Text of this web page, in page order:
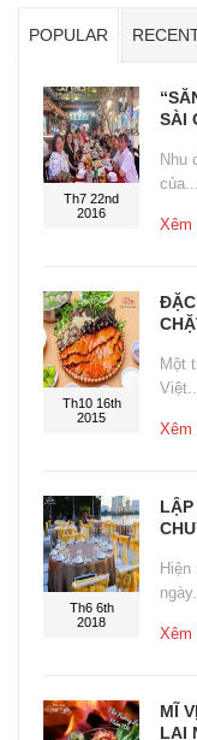
POPULAR
Th7 22nd
2016
SÀI
Nhu
của...
Xêm
Th10 16th
2015
ĐẶC
Một
Việt...
Xêm
Th6 6th
2018
LẬP
Hiện
ngày...
Xêm
MĨ
LAI